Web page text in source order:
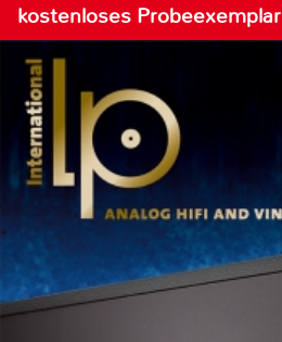
kostenloses Probeexemplar